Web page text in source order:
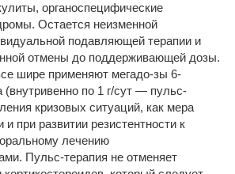
органоспецифические
Остается неизменной
подавляющей терапии и
отмены до поддерживающей дозы.
шире применяют мегадо-зы 6-
(внутривенно по 1 г/сут — пульс-
кризовых ситуаций, как мера
и при развитии резистентности к
лечению
Пульс-терапия не отменяет